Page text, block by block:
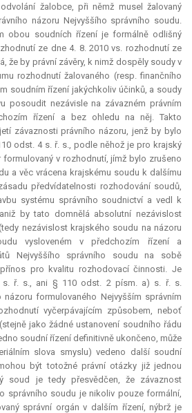
žalobce, při němž musel žalovaný
názoru Nejvyššího správního soudu.
obou soudních řízení je formálně odlišný
ze dne 4. 8. 2010 vs. rozhodnutí ze
že by právní závěry, k nimž dospěly soudy v
rozhodnutí žalovaného (resp. finančního
soudním řízení jakýchkoliv účinků, a soudy
posoudit nezávisle na závazném právním
řízení a bez ohledu na něj. Takto
závaznosti právního názoru, jenž by bylo
odst. 4 s. ř. s., podle něhož je pro krajský
formulovaný v rozhodnutí, jímž bylo zrušeno
a věc vrácena krajskému soudu k dalšímu
předvídatelnosti rozhodování soudů,
systému správního soudnictví a vedl k
by tato domnělá absolutní nezávislost
nezávislost krajského soudu na názoru
vysloveném v předchozím řízení a
Nejvyššího správního soudu na sobě
pro kvalitu rozhodovací činnosti. Je
s. ř. s., ani § 110 odst. 2 písm. a) s. ř. s.
názoru formulovaného Nejvyšším správním
vyčerpávajícím způsobem, neboť
jako žádné ustanovení soudního řádu
soudní řízení definitivně ukončeno, může
slova smyslu) vedeno další soudní
být totožné právní otázky již jednou
soud je tedy přesvědčen, že závaznost
správního soudu je nikoliv pouze formální,
správní orgán v dalším řízení, nýbrž je